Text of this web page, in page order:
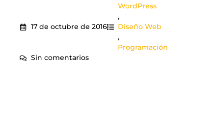
17 de octubre de 2016
WordPress
,
Diseño Web
,
Programación
Sin comentarios